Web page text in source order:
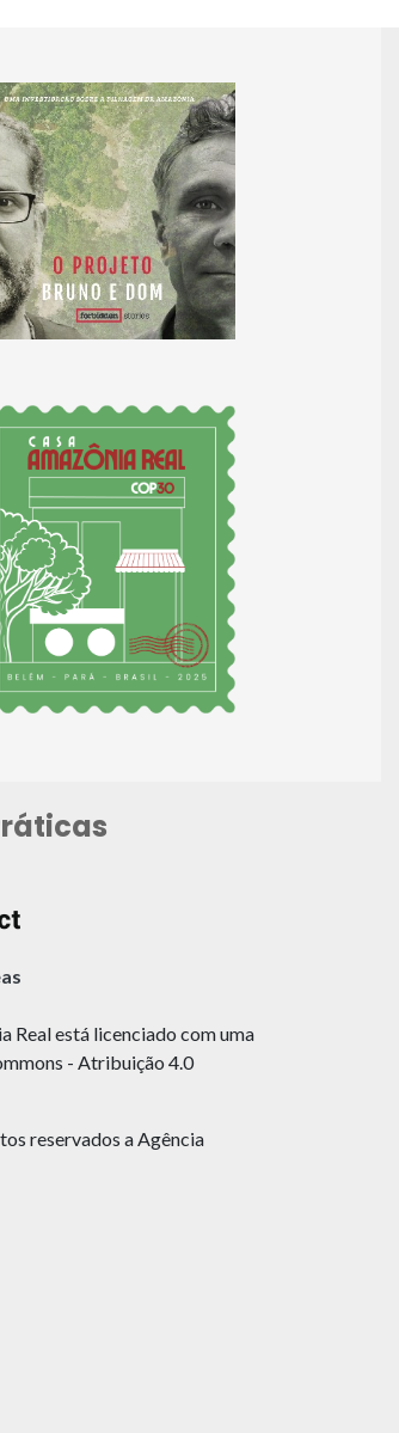
Real está licenciado com uma
- Atribuição 4.0
reservados a Agência